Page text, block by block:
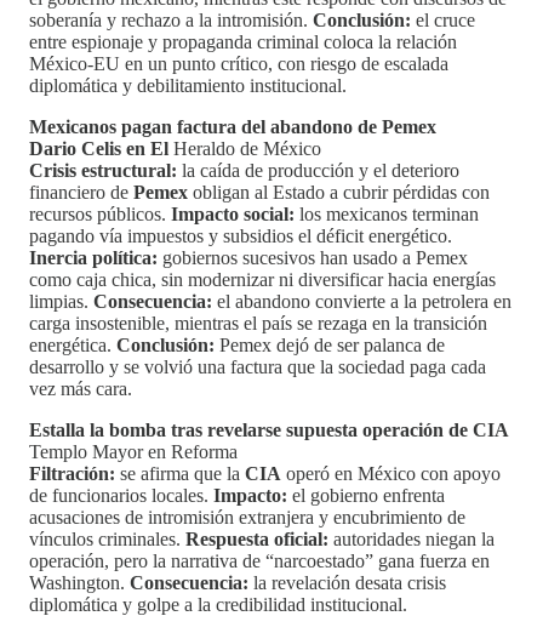
soberanía y rechazo a la intromisión. Conclusión: el cruce
entre espionaje y propaganda criminal coloca la relación
México-EU en un punto crítico, con riesgo de escalada
diplomática y debilitamiento institucional.
Mexicanos pagan factura del abandono de Pemex
Dario Celis en El Heraldo de México
Crisis estructural: la caída de producción y el deterioro
financiero de Pemex obligan al Estado a cubrir pérdidas con
recursos públicos. Impacto social: los mexicanos terminan
pagando vía impuestos y subsidios el déficit energético.
Inercia política: gobiernos sucesivos han usado a Pemex
como caja chica, sin modernizar ni diversificar hacia energías
limpias. Consecuencia: el abandono convierte a la petrolera en
carga insostenible, mientras el país se rezaga en la transición
energética. Conclusión: Pemex dejó de ser palanca de
desarrollo y se volvió una factura que la sociedad paga cada
vez más cara.
Estalla la bomba tras revelarse supuesta operación de CIA
Templo Mayor en Reforma
Filtración: se afirma que la CIA operó en México con apoyo
de funcionarios locales. Impacto: el gobierno enfrenta
acusaciones de intromisión extranjera y encubrimiento de
vínculos criminales. Respuesta oficial: autoridades niegan la
operación, pero la narrativa de “narcoestado” gana fuerza en
Washington. Consecuencia: la revelación desata crisis
diplomática y golpe a la credibilidad institucional.